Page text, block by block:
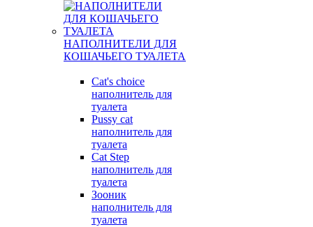
НАПОЛНИТЕЛИ ДЛЯ
КОШАЧЬЕГО ТУАЛЕТА
Cat's choice
наполнитель для
туалета
Pussy cat
наполнитель для
туалета
Cat Step
наполнитель для
туалета
Зооник
наполнитель для
туалета